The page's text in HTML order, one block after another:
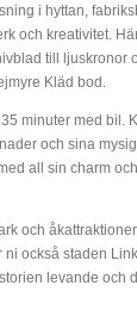
i hyttan,
och kreativitet.
till ljuskronor
Kläd bod.
minuter med bil.
och sina
all sin charm
och
också staden
levande och